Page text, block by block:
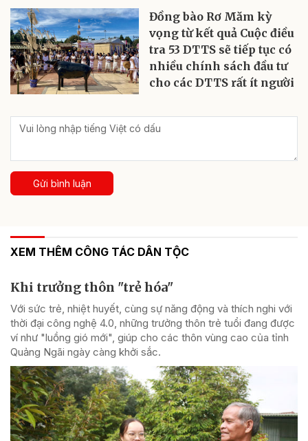
Đồng bào Rơ Măm kỳ
vọng từ kết quả Cuộc điều
tra 53 DTTS sẽ tiếp tục có
nhiều chính sách đầu tư
cho các DTTS rất ít người
Gửi bình luận
XEM THÊM CÔNG TÁC DÂN TỘC
Khi trưởng thôn "trẻ hóa"
Với sức trẻ, nhiệt huyết, cùng sự năng động và thích nghi với
thời đại công nghệ 4.0, những trưởng thôn trẻ tuổi đang được
ví như "luồng gió mới", giúp cho các thôn vùng cao của tỉnh
Quảng Ngãi ngày càng khởi sắc.